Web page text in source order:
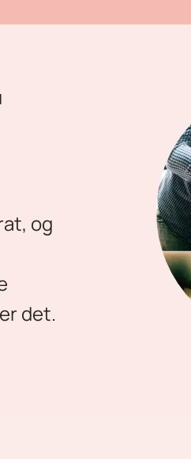
og
det.